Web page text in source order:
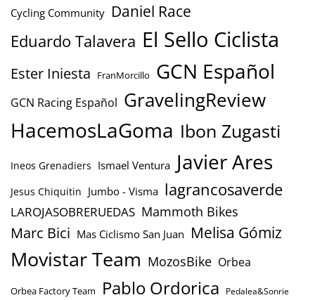
Cycling Community Daniel Race
Eduardo Talavera El Sello Ciclista
Ester Iniesta FranMorcillo GCN Español
GCN Racing Español GravelingReview
HacemosLaGoma Ibon Zugasti
Ineos Grenadiers Ismael Ventura Javier Ares
Jesus Chiquitin Jumbo - Visma lagrancosaverde
LAROJASOBRERUEDAS Mammoth Bikes
Marc Bici Mas Ciclismo San Juan Melisa Gómiz
Movistar Team MozosBike Orbea
Orbea Factory Team Pablo Ordorica Pedalea&Sonrie